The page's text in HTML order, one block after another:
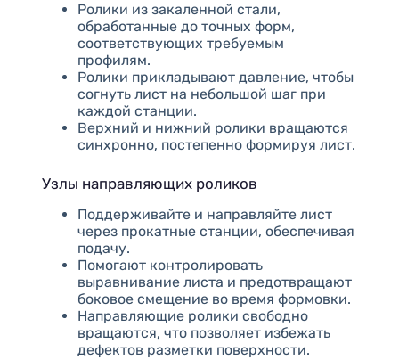
Ролики из закаленной стали,
обработанные до точных форм,
соответствующих требуемым
профилям.
Ролики прикладывают давление, чтобы
согнуть лист на небольшой шаг при
каждой станции.
Верхний и нижний ролики вращаются
синхронно, постепенно формируя лист.
Узлы направляющих роликов
Поддерживайте и направляйте лист
через прокатные станции, обеспечивая
подачу.
Помогают контролировать
выравнивание листа и предотвращают
боковое смещение во время формовки.
Направляющие ролики свободно
вращаются, что позволяет избежать
дефектов разметки поверхности.